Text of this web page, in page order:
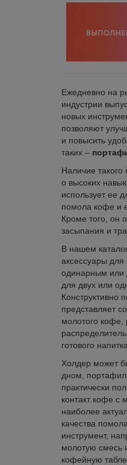
Ежедневно на
индустрии
новых
позволяют
и повысить
таких –
Наличие такого
о высоких
использует ее
помола кофе и
Кроме того, он
засыпания и
В нашем
аксессуары
одинарным или
для двух или
Конструктивно
представляет
молотого кофе,
готового напитка.
Холдер может
дном,
практически
контакт кофе с
наиболее
качества
инструмент,
молотую смесь
кофейную